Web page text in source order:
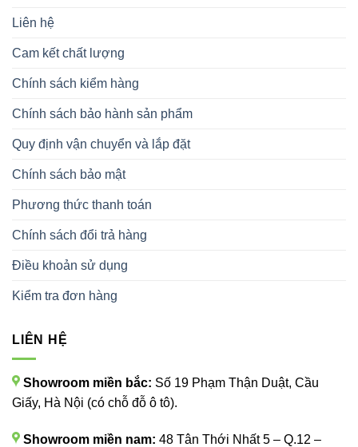
Liên hệ
Cam kết chất lượng
Chính sách kiểm hàng
Chính sách bảo hành sản phẩm
Quy định vận chuyển và lắp đặt
Chính sách bảo mật
Phương thức thanh toán
Chính sách đổi trả hàng
Điều khoản sử dụng
Kiểm tra đơn hàng
LIÊN HỆ
Showroom miền bắc: Số 19 Phạm Thận Duật, Cầu
Giấy, Hà Nội (có chỗ đỗ ô tô).
Showroom miền nam: 48 Tân Thới Nhất 5 – Q.12 –